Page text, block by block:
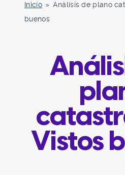
Inicio » Análisis de plano
buenos
Vistos